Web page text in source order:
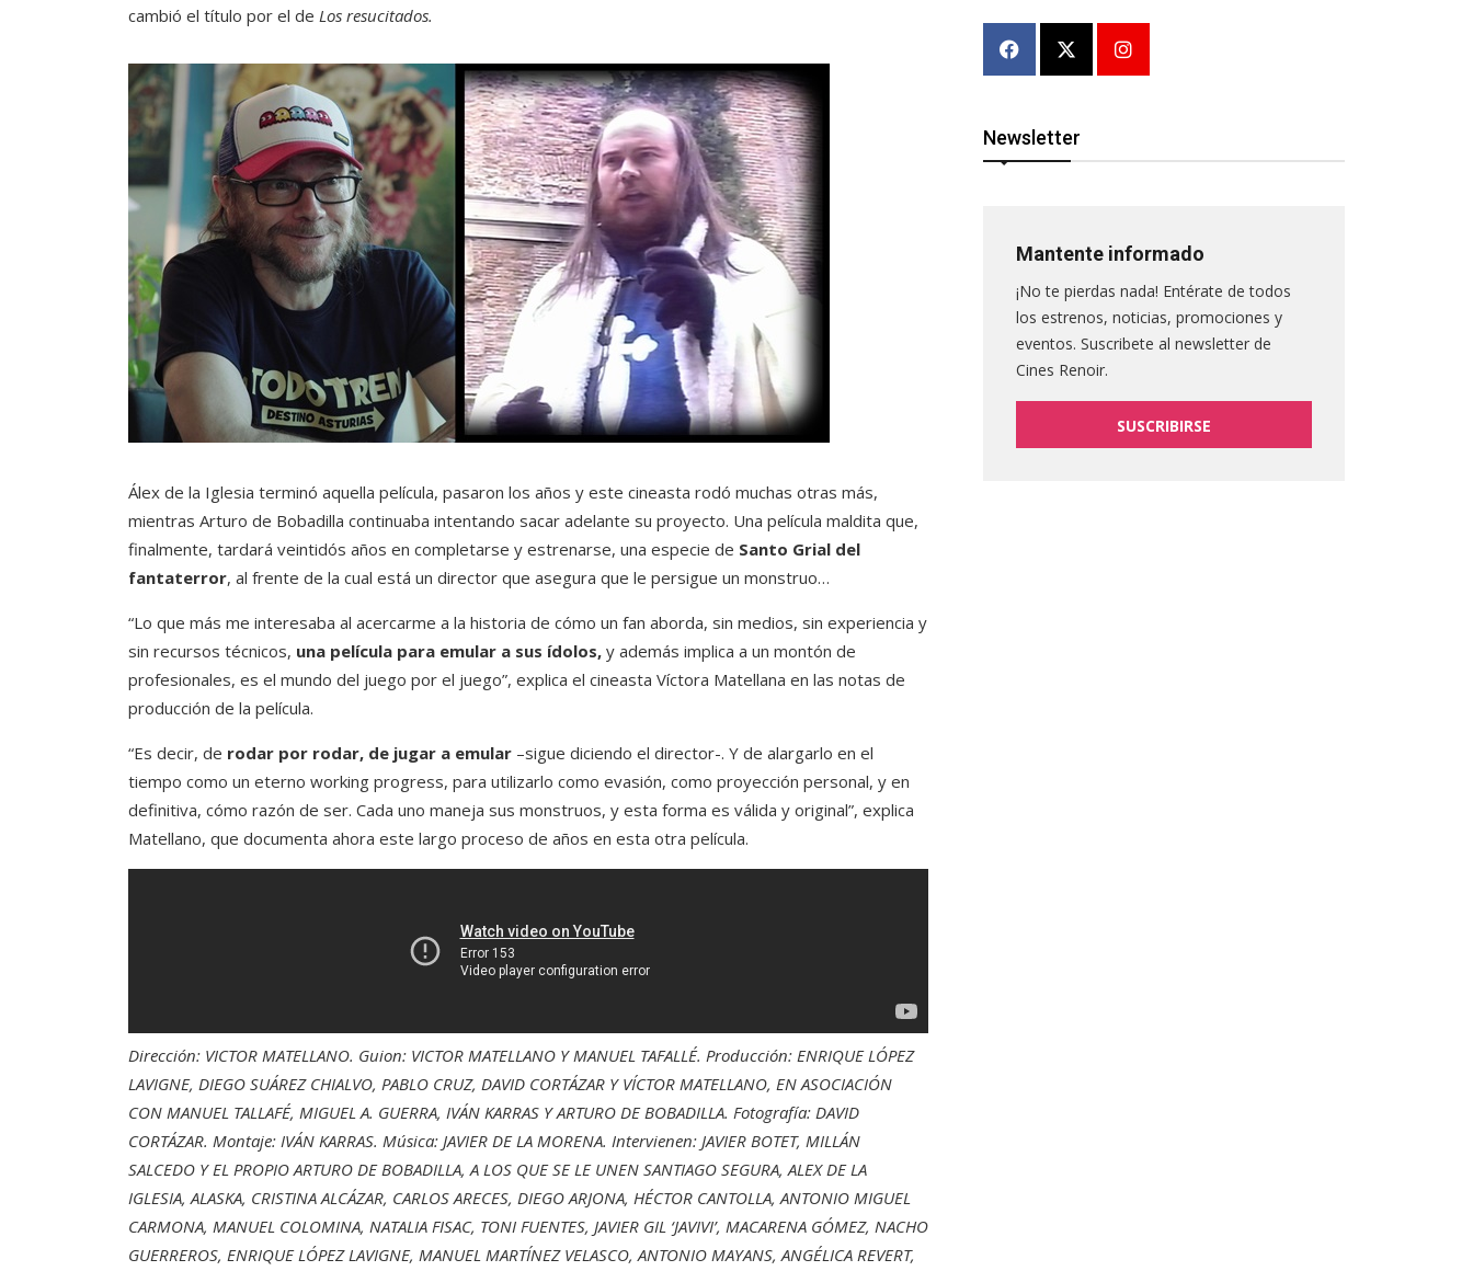
cambió el título por el de Los resucitados.
Álex de la Iglesia terminó aquella película, pasaron los años y este cineasta rodó muchas otras más,
mientras Arturo de Bobadilla continuaba intentando sacar adelante su proyecto. Una película maldita que,
finalmente, tardará veintidós años en completarse y estrenarse, una especie de Santo Grial del
fantaterror, al frente de la cual está un director que asegura que le persigue un monstruo…
“Lo que más me interesaba al acercarme a la historia de cómo un fan aborda, sin medios, sin experiencia y
sin recursos técnicos, una película para emular a sus ídolos, y además implica a un montón de
profesionales, es el mundo del juego por el juego”, explica el cineasta Víctora Matellana en las notas de
producción de la película.
“Es decir, de rodar por rodar, de jugar a emular –sigue diciendo el director-. Y de alargarlo en el
tiempo como un eterno working progress, para utilizarlo como evasión, como proyección personal, y en
definitiva, cómo razón de ser. Cada uno maneja sus monstruos, y esta forma es válida y original”, explica
Matellano, que documenta ahora este largo proceso de años en esta otra película.
Dirección: VICTOR MATELLANO. Guion: VICTOR MATELLANO Y MANUEL TAFALLÉ. Producción: ENRIQUE LÓPEZ
LAVIGNE, DIEGO SUÁREZ CHIALVO, PABLO CRUZ, DAVID CORTÁZAR Y VÍCTOR MATELLANO, EN ASOCIACIÓN
CON MANUEL TALLAFÉ, MIGUEL A. GUERRA, IVÁN KARRAS Y ARTURO DE BOBADILLA. Fotografía: DAVID
CORTÁZAR. Montaje: IVÁN KARRAS. Música: JAVIER DE LA MORENA. Intervienen: JAVIER BOTET, MILLÁN
SALCEDO Y EL PROPIO ARTURO DE BOBADILLA, A LOS QUE SE LE UNEN SANTIAGO SEGURA, ALEX DE LA
IGLESIA, ALASKA, CRISTINA ALCÁZAR, CARLOS ARECES, DIEGO ARJONA, HÉCTOR CANTOLLA, ANTONIO MIGUEL
CARMONA, MANUEL COLOMINA, NATALIA FISAC, TONI FUENTES, JAVIER GIL ‘JAVIVI’, MACARENA GÓMEZ, NACHO
GUERREROS, ENRIQUE LÓPEZ LAVIGNE, MANUEL MARTÍNEZ VELASCO, ANTONIO MAYANS, ANGÉLICA REVERT,
Newsletter
Mantente informado
¡No te pierdas nada! Entérate de todos
los estrenos, noticias, promociones y
eventos. Suscribete al newsletter de
Cines Renoir.
SUSCRIBIRSE